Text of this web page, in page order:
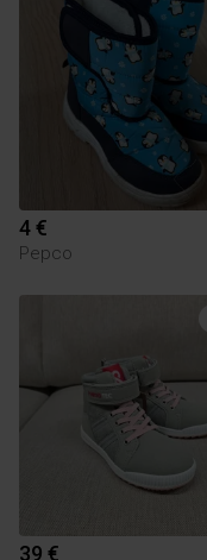
4 €
Pepco
39 €